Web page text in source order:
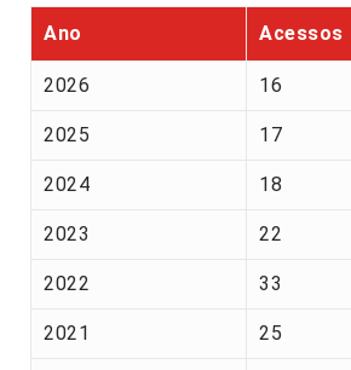
Ano Acessos
2026 16
2025 17
2024 18
2023 22
2022 33
2021 25